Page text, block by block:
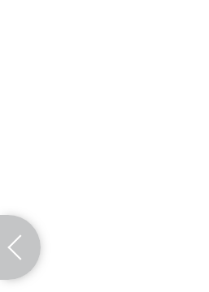
"Stranger Game" je tako
nakon što joj je na kratko
Te dve serije vode na top
su i "Man Vs. Bee", šesta